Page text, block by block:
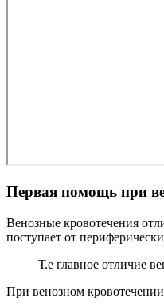
Первая помощь при
Венозные кровотечения
поступает от
Т.е главное отличие
При венозном